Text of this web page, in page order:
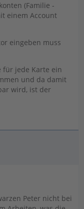
(Familie -
einem Account
eingeben muss
für jede Karte ein
und da damit
wird, ist der
Peter nicht bei